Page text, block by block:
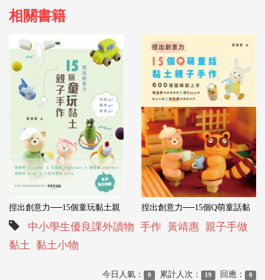
相關書籍
捏出創意力──15個童玩黏土親 捏出創意力──15個Q萌童話黏
中小學生優良課外讀物 手作 黃靖惠 親子手做
黏土 黏土小物
今日人氣： 0 累計人次： 19 回應： 0